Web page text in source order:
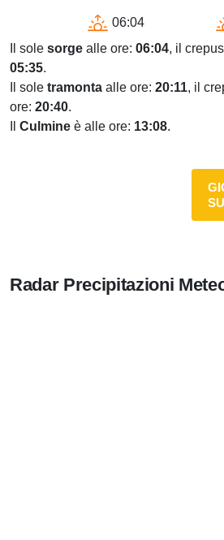
06:04
Il sole sorge alle ore: 06:04, il
05:35.
Il sole tramonta alle ore: 20:11, il
ore: 20:40.
Culmine è alle ore: 13:08.
Radar Precipitazioni